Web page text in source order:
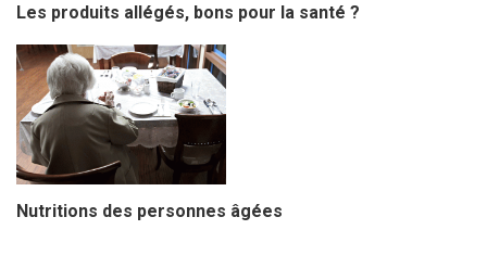
Les produits allégés, bons pour la santé ?
Nutritions des personnes âgées